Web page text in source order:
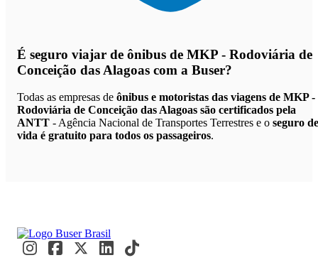
É seguro viajar de ônibus de MKP - Rodoviária de
Conceição das Alagoas com a Buser?
Todas as empresas de ônibus e motoristas das viagens de MKP -
Rodoviária de Conceição das Alagoas são certificados pela
ANTT - Agência Nacional de Transportes Terrestres e o seguro de
vida é gratuito para todos os passageiros.